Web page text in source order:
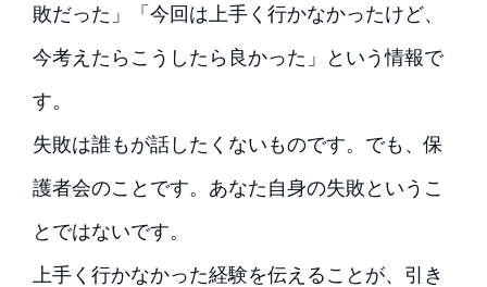
敗だった」「今回は上手く行かなかったけど、
今考えたらこうしたら良かった」という情報で
す。
失敗は誰もが話したくないものです。でも、保
護者会のことです。あなた自身の失敗というこ
とではないです。
上手く行かなかった経験を伝えることが、引き